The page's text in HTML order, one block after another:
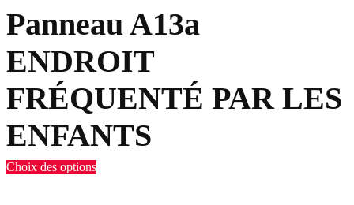
Panneau A13a
ENDROIT
FRÉQUENTÉ PAR LES
ENFANTS
Choix des options